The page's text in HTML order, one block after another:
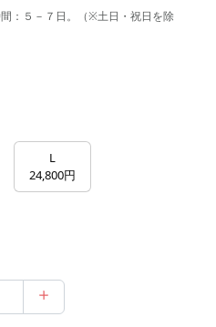
：５－７日。（※土日・祝日を除
L
24,800円